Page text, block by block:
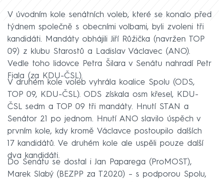
V úvodním kole senátních voleb, které se konalo před
týdnem společně s obecními volbami, byli zvoleni tři
kandidáti. Mandáty obhájili Jiří Růžička (navržen TOP
09) z klubu Starostů a Ladislav Václavec (ANO).
Vedle toho lidovce Petra Šilara v Senátu nahradí Petr
Fiala (za KDU-ČSL).
V druhém kole voleb vyhrála koalice Spolu (ODS,
TOP 09, KDU-ČSL). ODS získala osm křesel, KDU-
ČSL sedm a TOP 09 tři mandáty. Hnutí STAN a
Senátor 21 po jednom. Hnutí ANO slavilo úspěch v
prvním kole, kdy kromě Václavce postoupilo dalších
17 kandidátů. Ve druhém kole ale uspěli pouze další
dva kandidáti.
Do Senátu se dostal i Jan Paparega (ProMOST),
Marek Slabý (BEZPP za T2020) – s podporou Spolu,